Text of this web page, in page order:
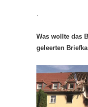
.
Was wollte das
geleerten